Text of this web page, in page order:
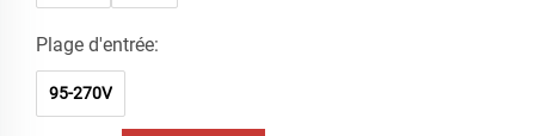
Plage d'entrée:
95-270V